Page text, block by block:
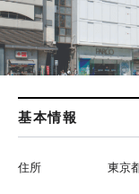
基本情報
住所 東京